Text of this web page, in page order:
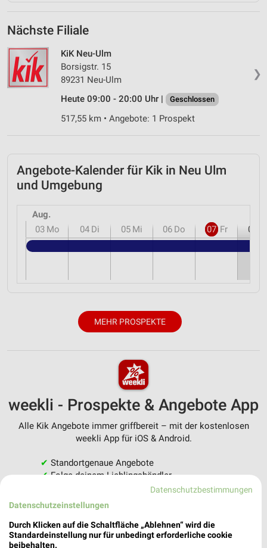
Nächste Filiale
❯
KiK Neu-Ulm
Borsigstr. 15
89231 Neu-Ulm
Heute 09:00 - 20:00 Uhr |
Geschlossen
517,55 km • Angebote: 1 Prospekt
Angebote-Kalender für Kik in Neu Ulm
und Umgebung
Aug.
03 Mo 04 Di 05 Mi 06 Do 07 Fr 08
MEHR PROSPEKTE
weekli - Prospekte & Angebote App
Alle Kik Angebote immer griffbereit – mit der kostenlosen
weekli App für iOS & Android.
✔ Standortgenaue Angebote
✔Folge deinem Lieblingshändler
Push-Benachrichtigungen bei neuen Prospekten
✔
Einkaufsliste - Einkauf stressfrei planen
JETZT LADEN UND SPAREN!
Datenschutzbestimmungen
Datenschutzeinstellungen
Durch Klicken auf die Schaltfläche „Ablehnen“ wird die
Standardeinstellung nur für unbedingt erforderliche cookie
beibehalten.